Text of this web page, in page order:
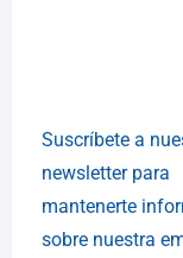
Suscríbete a
newsletter para
mantenerte
sobre nuestra